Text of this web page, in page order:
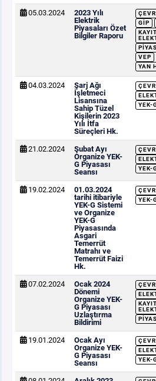
05.03.2024
2023 Yılı
Elektrik
Piyasaları Özet
Bilgiler Raporu
GİP
VEP
YAN
04.03.2024
Şarj Ağı
İşletmeci
Lisansına
Sahip Tüzel
Kişilerin 2023
Yılı İtfa
Süreçleri Hk.
YEK-
21.02.2024
Şubat Ayı
Organize YEK-
G Piyasası
Seansı
YEK-
19.02.2024
01.03.2024
tarihi itibariyle
YEK-G Sistemi
ve Organize
YEK-G
Piyasasında
Asgari
Temerrüt
Matrahı ve
Temerrüt Faizi
Hk.
YEK-
07.02.2024
Ocak 2024
Dönemi
Organize YEK-
G Piyasası
Uzlaştırma
Bildirimi
19.01.2024
Ocak Ayı
Organize YEK-
G Piyasası
Seansı
YEK-